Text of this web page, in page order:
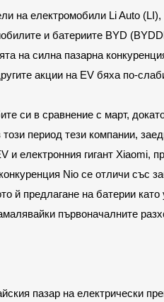
на електромобили Li Auto
и батериите BYD
на силна пазарна
акции на EV бяха по-
си в сравнение с март,
период тези компании,
и електронния гигант Xiaomi,
Nio се отличи със
й предлагане на батерии
първоначалните
пазар на електрически